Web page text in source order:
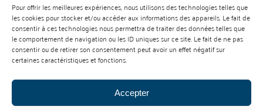
Pour offrir les meilleures expériences, nous utilisons des technologies telles que
les cookies pour stocker et/ou accéder aux informations des appareils. Le fait de
consentir à ces technologies nous permettra de traiter des données telles que
le comportement de navigation ou les ID uniques sur ce site. Le fait de ne pas
consentir ou de retirer son consentement peut avoir un effet négatif sur
certaines caractéristiques et fonctions.
Accepter
BP 70023 - 49610 JUIGNE SUR LOIRE
Tél :07 88 99 01 07